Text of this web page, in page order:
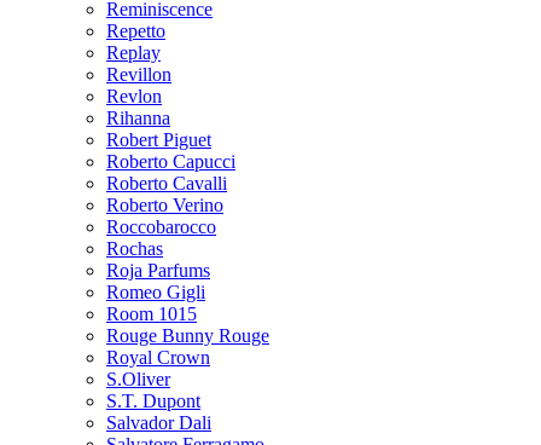
Reminiscence
Repetto
Replay
Revillon
Revlon
Rihanna
Robert Piguet
Roberto Capucci
Roberto Cavalli
Roberto Verino
Roccobarocco
Rochas
Roja Parfums
Romeo Gigli
Room 1015
Rouge Bunny Rouge
Royal Crown
S.Oliver
S.T. Dupont
Salvador Dali